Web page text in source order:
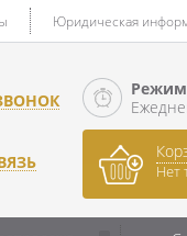
Юридическая
Нет